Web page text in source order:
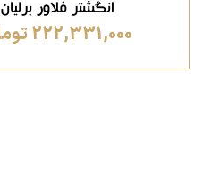
انگشتر فلاور برلیان
222,331,000 تومان